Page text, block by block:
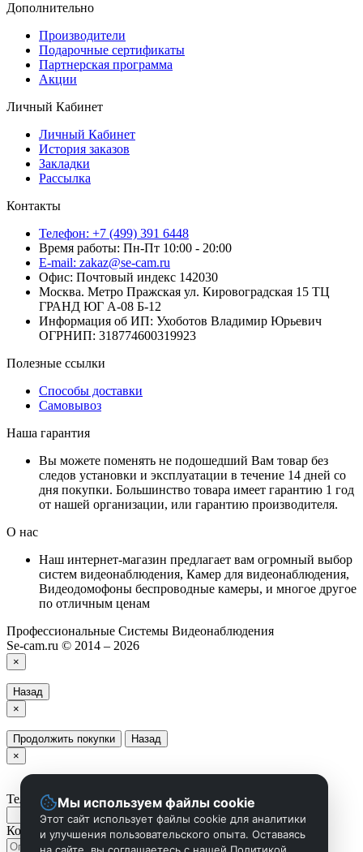
Дополнительно
Производители
Подарочные сертификаты
Партнерская программа
Акции
Личный Кабинет
Личный Кабинет
История заказов
Закладки
Рассылка
Контакты
Телефон: +7 (499) 391 6448
Время работы: Пн-Пт 10:00 - 20:00
E-mail: zakaz@se-cam.ru
Офис: Почтовый индекс 142030
Москва. Метро Пражская ул. Кировоградская 15 ТЦ
ГРАНД ЮГ А-08 Б-12
Информация об ИП: Ухоботов Владимир Юрьевич
ОГРНИП: 318774600319923
Полезные ссылки
Способы доставки
Самовывоз
Наша гарантия
Вы можете поменять не подошедший Вам товар без
следов установки и эксплуатации в течение 14 дней со
дня покупки. Большинство товара имеет гарантию 1 год
от нашей организации, или гарантию производителя.
О нас
Наш интернет-магазин предлагает вам огромный выбор
систем видеонаблюдения, Камер для видеонаблюдения,
Видеодомофоны беспроводные камеры, и многое другое
по отличным ценам
Профессиональные Системы Видеонаблюдения
Se-cam.ru © 2014 – 2026
×
Назад
×
Продолжить покупки
Назад
×
Телефон
Комментарий
Мы используем файлы cookie
Этот сайт использует файлы cookie для аналитики
и улучшения пользовательского опыта. Оставаясь